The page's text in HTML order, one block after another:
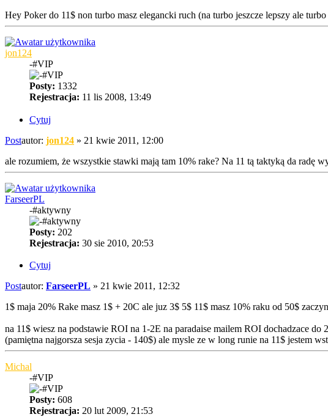
Hey Poker do 11$ non turbo masz elegancki ruch (na turbo jeszcze lepszy ale
jon124
-#VIP
Posty: 1332
Rejestracja: 11 lis 2008, 13:49
Cytuj
Postautor: jon124 » 21 kwie 2011, 12:00
ale rozumiem, że wszystkie stawki mają tam 10% rake? Na 11 tą taktyką da radę
FarseerPL
-#aktywny
Posty: 202
Rejestracja: 30 sie 2010, 20:53
Cytuj
Postautor: FarseerPL » 21 kwie 2011, 12:32
1$ maja 20% Rake masz 1$ + 20C ale juz 3$ 5$ 11$ masz 10% raku od 50$
na 11$ wiesz na podstawie ROI na 1-2E na paradaise mailem ROI dochadzace
(pamiętna najgorsza sesja zycia - 140$) ale mysle ze w long runie na 11$ jestem
Michal
-#VIP
Posty: 608
Rejestracja: 20 lut 2009, 21:53